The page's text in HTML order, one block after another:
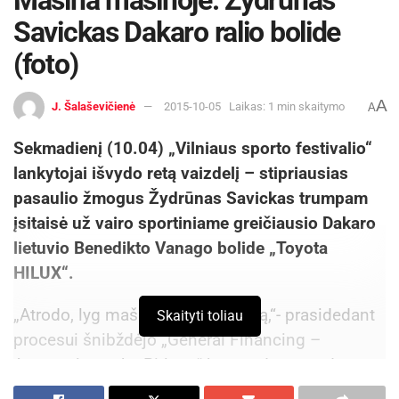
Draugelis, Eventas Gužauskas, Edgardas
Sečinskis, Kęstutis Radvila, Juras Sokolovas,
Antanas Klibavičius, Justinas Kvietka ir Lukas
Kubilius.
Savickas Dakaro ralio bolide
(foto)
J. Šalaševičienė 2015-10-05 Laikas: 1 min skaitymo AA
Sekmadienį (10.04) „Vilniaus sporto festivalio“
lankytojai išvydo retą vaizdelį – stipriausias
pasaulio žmogus Žydrūnas Savickas trumpam
įsitaisė už vairo sportiniame greičiausio Dakaro
lietuvio Benedikto Vanago bolide „Toyota
HILUX“.
„Atrodo, lyg mašina liptų į mašiną,“- prasidedant
procesui šnibždėjo „General Financing –
Autopaslauga by Pitlane“ komandos stende
susirinkę žiūrovai. „Įtariu, netilps,“- antrino kiti.
Skaityti toliau